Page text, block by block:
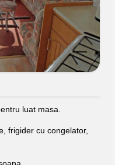
luat masa.
frigider cu congelator,